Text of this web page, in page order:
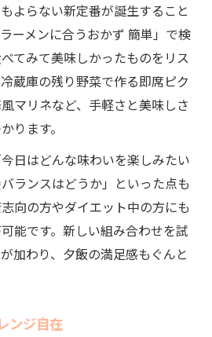
よらない新定番が誕生すること
ーメンに合うおかず 簡単」で検
てみて美味しかったものをリス
蔵庫の残り野菜で作る即席ピク
マリネなど、手軽さと美味しさ
ります。
日はどんな味わいを楽しみたい
ランスはどうか」といった点も
向の方やダイエット中の方にも
能です。新しい組み合わせを試
加わり、夕飯の満足感もぐんと
ンジ自在